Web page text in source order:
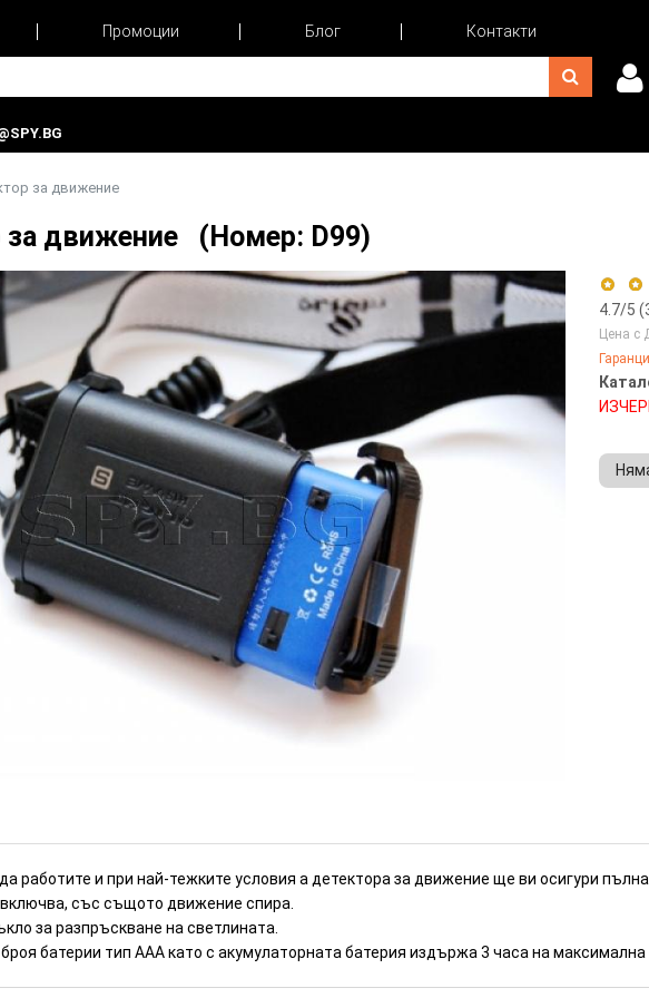
Промоции Блог
Контакти
за движение
за движение (Номер: D99)
4.7/5 (
5 stars
4 stars
2 stars
1 star
Цена с
движение (Номер: D99)
работите и при най-тежките условия а детектора за движение ще ви осигури
със същото движение спира.
за разпръскване на светлината.
батерии тип ААА като с акумулаторната батерия издържа 3 часа на максимална